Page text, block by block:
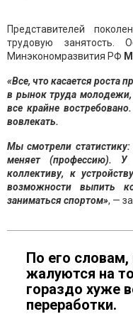
Представителей
трудовую занятость.
Минэкономразвития РФ
«Все, что касается роста
в рынок труда молодежи,
все крайне
вовлекать.
Мы смотрели
меняет (профессию).
коллективу, к
возможности выпить
заниматься спортом», —
По его словам,
жалуются на
гораздо хуже
переработки.